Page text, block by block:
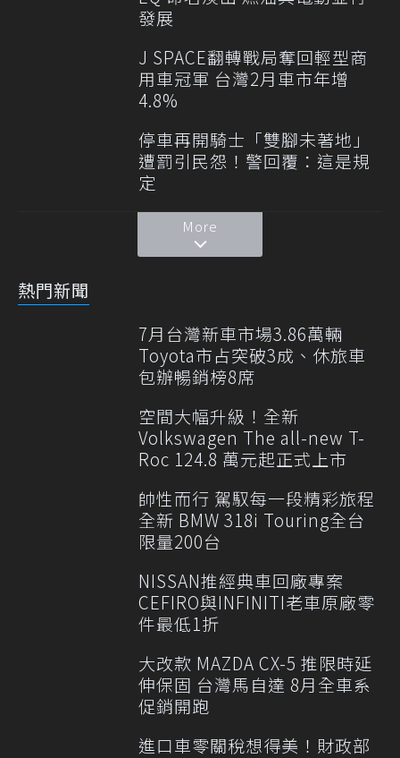
發展
J SPACE翻轉戰局奪回輕型商
用車冠軍 台灣2月車市年增
4.8%
停車再開騎士「雙腳未著地」
遭罰引民怨！警回覆：這是規
定
More
熱門新聞
7月台灣新車市場3.86萬輛
Toyota市占突破3成、休旅車
包辦暢銷榜8席
空間大幅升級！全新
Volkswagen The all-new T-
Roc 124.8 萬元起正式上市
帥性而行 駕馭每一段精彩旅程
全新 BMW 318i Touring全台
限量200台
NISSAN推經典車回廠專案
CEFIRO與INFINITI老車原廠零
件最低1折
大改款 MAZDA CX-5 推限時延
伸保固 台灣馬自達 8月全車系
促銷開跑
進口車零關稅想得美！財政部